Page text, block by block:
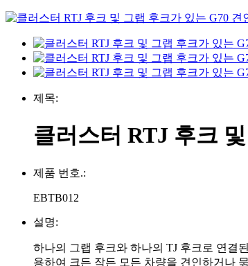
제목:
클러스터 RTJ 후크
제품 번호.:
EBTB012
설명:
하나의 그랩 후크와 하나의 TJ 후크로 연결
용하여 크든 작든 모든 차량을 견인하거나